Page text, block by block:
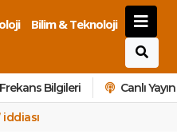
Bilim & Teknoloji
Frekans Bilgileri Canlı Yayın
iddiası